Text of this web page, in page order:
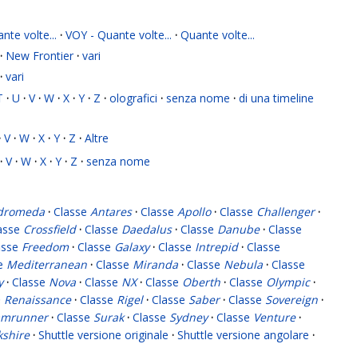
volte... · VOY - Quante volte... · Quante volte...
· New Frontier · vari
· vari
· U · V · W · X · Y · Z · olografici · senza nome · di una timeline
V · W · X · Y · Z · Altre
· V · W · X · Y · Z · senza nome
· Classe Antares · Classe Apollo · Classe Challenger ·
Crossfield · Classe Daedalus · Classe Danube · Classe
Freedom · Classe Galaxy · Classe Intrepid · Classe
Mediterranean · Classe Miranda · Classe Nebula · Classe
· Classe Nova · Classe NX · Classe Oberth · Classe Olympic ·
Renaissance · Classe Rigel · Classe Saber · Classe Sovereign ·
· Classe Surak · Classe Sydney · Classe Venture ·
· Shuttle versione originale · Shuttle versione angolare ·